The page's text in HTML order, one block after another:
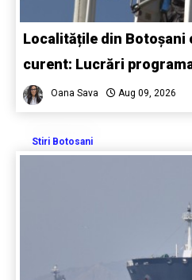
Localitățile din Botoșani
curent: Lucrări
Oana Sava Aug 09, 2026
Stiri Botosani